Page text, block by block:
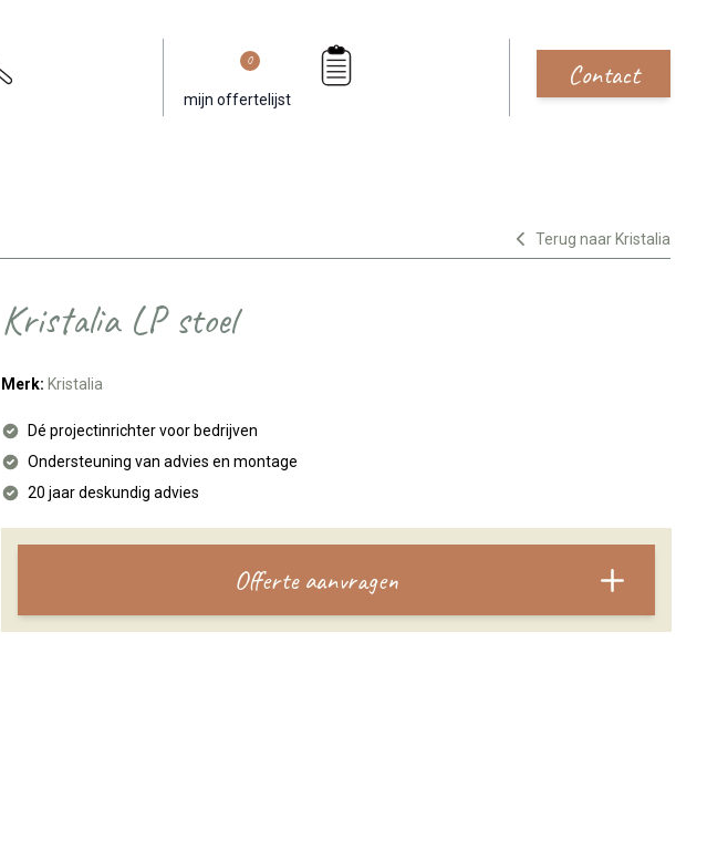
mijn offertelijst
0 Contact
Terug naar Kristalia
Kristalia LP stoel
Merk: Kristalia
Dé projectinrichter voor bedrijven
Ondersteuning van advies en montage
20 jaar deskundig advies
Offerte aanvragen